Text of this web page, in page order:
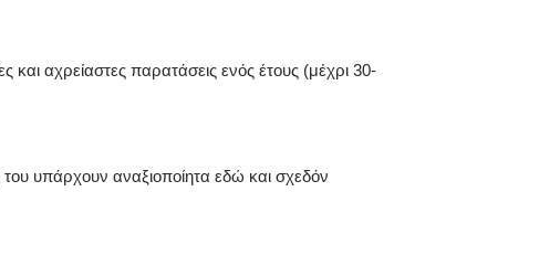
αχρείαστες παρατάσεις ενός έτους (μέχρι 30-
υπάρχουν αναξιοποίητα εδώ και σχεδόν